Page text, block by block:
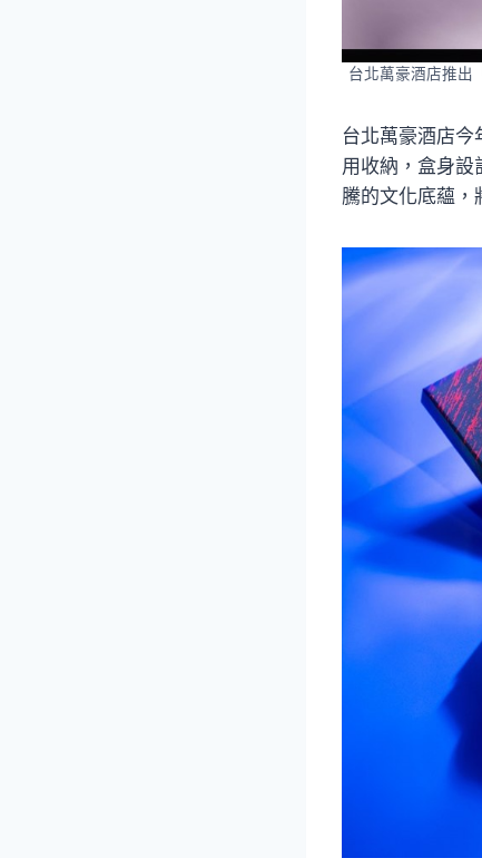
台北萬豪酒店推出
台北萬豪酒店今
用收納，盒身設
騰的文化底蘊，